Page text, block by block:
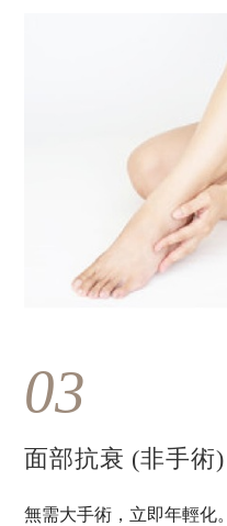
03
面部抗衰 (非手術)
無需大手術，立即年輕化。